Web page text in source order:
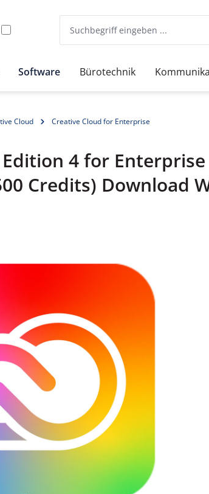
Software Bürotechnik
Cloud Creative Cloud for Enterprise
4 for
Credits) Download